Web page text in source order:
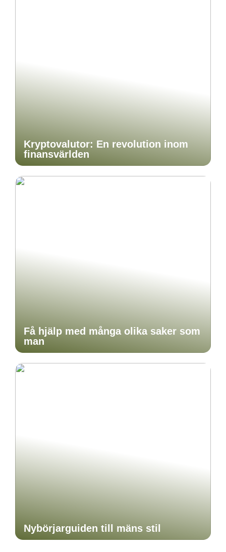
Kryptovalutor: En revolution inom
finansvärlden
Få hjälp med många olika saker som
man
Nybörjarguiden till mäns stil